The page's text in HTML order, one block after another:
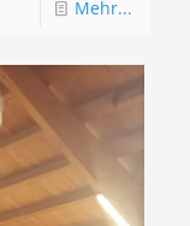
Mehr...